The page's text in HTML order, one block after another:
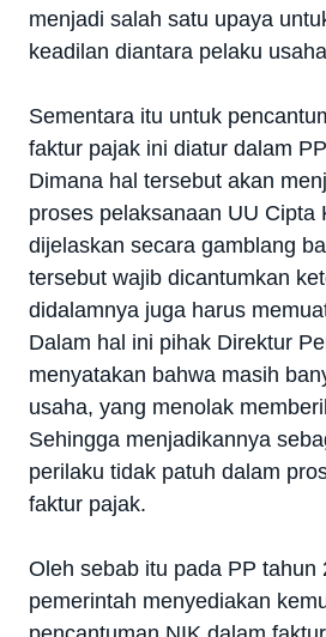
menjadi salah satu upaya
keadilan diantara pelaku
Sementara itu untuk
faktur pajak ini diatur dalam
Dimana hal tersebut akan
proses pelaksanaan UU Cipta
dijelaskan secara gamblang
tersebut wajib dicantumkan
didalamnya juga harus
Dalam hal ini pihak Direktur
menyatakan bahwa masih
usaha, yang menolak
Sehingga menjadikannya
perilaku tidak patuh dalam
faktur pajak.
Oleh sebab itu pada PP tahun
pemerintah menyediakan